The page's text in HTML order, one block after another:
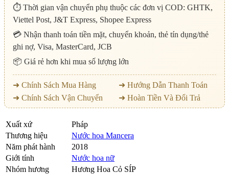
⏱️ Thời gian vận chuyển phụ thuộc các đơn vị COD: GHTK,
Viettel Post, J&T Express, Shopee Express
💳 Nhận thanh toán tiền mặt, chuyển khoản, thẻ tín dụng/thẻ
ghi nợ, Visa, MasterCard, JCB
📦 Giá rẻ hơn khi mua số lượng lớn
➜ Chính Sách Mua Hàng
➜ Hướng Dẫn Thanh Toán
➜ Chính Sách Vận Chuyển
➜ Hoàn Tiền Và Đổi Trả
Xuất xứ
Pháp
Thương hiệu
Nước hoa Mancera
Năm phát hành
2018
Giới tính
Nước hoa nữ
Nhóm hương
Hương Hoa Cỏ SÍP